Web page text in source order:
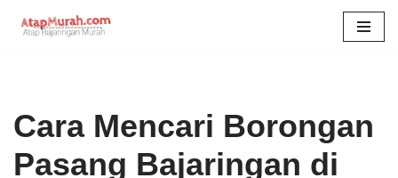
Cara Mencari Borongan
Pasang Bajaringan di